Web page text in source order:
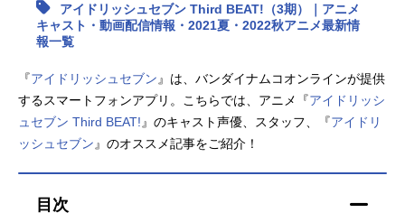
最新記事一覧
アニメ映画一覧 実写化映画一覧
今期アニメ曜日別一覧
春アニメ 夏アニメ
秋アニメ
アイドリッシュセブン Third BEAT!（3期）｜アニメ
キャスト・動画配信情報・2021夏・2022秋アニメ最新情
報一覧
『アイドリッシュセブン 』は、バンダイナムコオンラインが提供
するスマートフォンアプリ。こちらでは、アニメ『アイドリッシ
ュセブン Third BEAT! 』のキャスト声優、スタッフ、『アイドリ
ッシュセブン 』のオススメ記事をご紹介！
目次